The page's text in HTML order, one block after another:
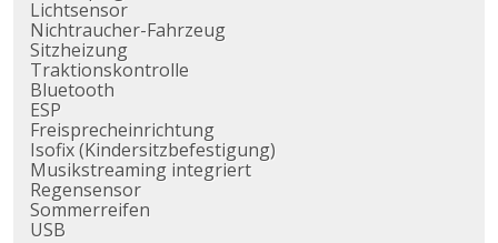
Lichtsensor
Nichtraucher-Fahrzeug
Sitzheizung
Traktionskontrolle
Bluetooth
ESP
Freisprecheinrichtung
Isofix (Kindersitzbefestigung)
Musikstreaming integriert
Regensensor
Sommerreifen
USB